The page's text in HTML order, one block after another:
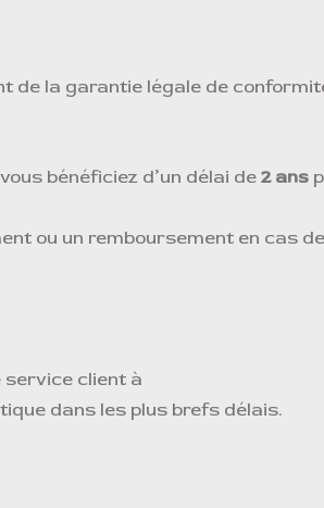
de la garantie légale de
bénéficiez d’un délai de2 ans
ou un remboursement en cas
service client à
dans les plus brefs délais.